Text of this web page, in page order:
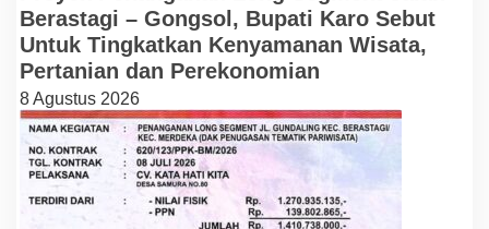
Berastagi – Gongsol, Bupati Karo Sebut
Untuk Tingkatkan Kenyamanan Wisata,
Pertanian dan Perekonomian
8 Agustus 2026